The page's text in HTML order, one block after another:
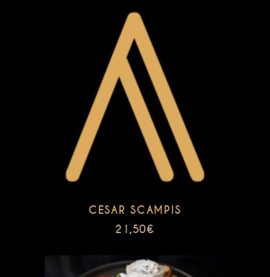
CESAR SCAMPIS
21,50€